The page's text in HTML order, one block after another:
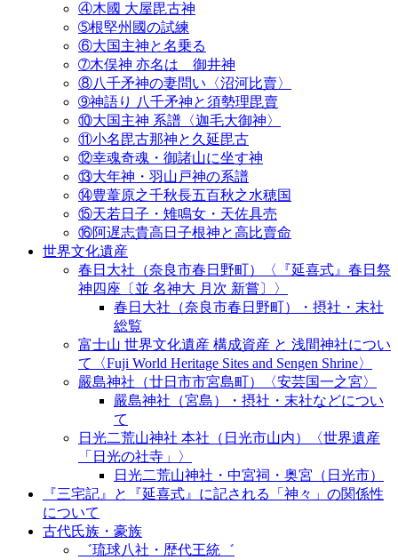
④木國 大屋毘古神
➄根堅州國の試練
⑥大国主神と名乗る
➆木俣神 亦名は 御井神
⑧八千矛神の妻問い〈沼河比賣〉
➈神語り 八千矛神と須勢理毘賣
⑩大国主神 系譜〈迦毛大御神〉
⑪小名毘古那神と久延毘古
⑫幸魂奇魂・御諸山に坐す神
⑬大年神・羽山戸神の系譜
⑭豊葦原之千秋長五百秋之水穂国
⑮天若日子・雉鳴女・天佐具売
⑯阿遅志貴高日子根神と高比賣命
世界文化遺産
春日大社（奈良市春日野町）〈『延喜式』春日祭
神四座〔並 名神大 月次 新嘗〕〉
春日大社（奈良市春日野町）・摂社・末社
総覧
富士山 世界文化遺産 構成資産 と 浅間神社につい
て〈Fuji World Heritage Sites and Sengen Shrine〉
嚴島神社（廿日市市宮島町）〈安芸国一之宮〉
嚴島神社（宮島）・摂社・末社などについ
て
日光二荒山神社 本社（日光市山内）〈世界遺産
「日光の社寺」〉
日光二荒山神社・中宮祠・奥宮（日光市）
『三宅記』と『延喜式』に記される「神々」の関係性
について
古代氏族・豪族
゛琉球八社・歴代王統゛